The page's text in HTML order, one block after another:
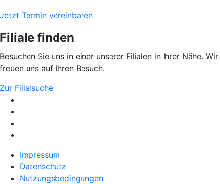
Jetzt Termin vereinbaren
Filiale finden
Besuchen Sie uns in einer unserer Filialen in Ihrer Nähe. Wir
freuen uns auf Ihren Besuch.
Zur Filialsuche
Impressum
Datenschutz
Nutzungsbedingungen